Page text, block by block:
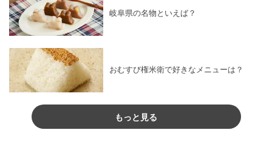
岐阜県の名物といえば？
おむすび権米衛で好きなメニューは？
もっと見る